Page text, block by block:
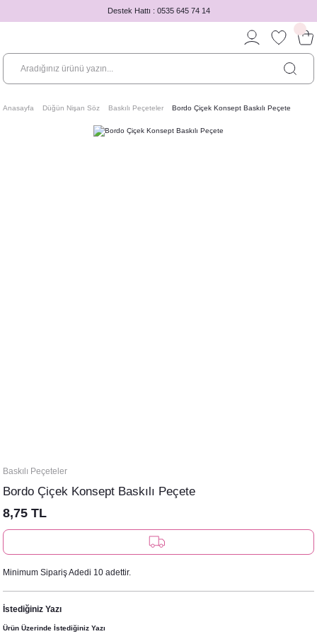
Destek Hattı : 0535 645 74 14
Anasayfa Düğün Nişan Söz Baskılı Peçeteler Bordo Çiçek Konsept Baskılı Peçete
Baskılı Peçeteler
Bordo Çiçek Konsept Baskılı Peçete
8,75 TL
Minimum Sipariş Adedi 10 adettir.
İstediğiniz Yazı
Ürün Üzerinde İstediğiniz Yazı